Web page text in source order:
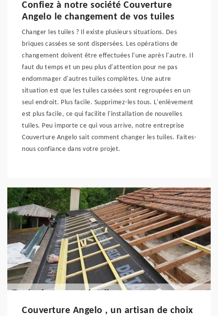
Confiez à notre société Couverture
Angelo le changement de vos tuiles
Changer les tuiles ? Il existe plusieurs situations. Des
briques cassées se sont dispersées. Les opérations de
changement doivent être effectuées l'une après l'autre. Il
faut du temps et un peu plus d'attention pour ne pas
endommager d'autres tuiles complètes. Une autre
situation est que les tuiles cassées sont regroupées en un
seul endroit. Plus facile. Supprimez-les tous. L'enlèvement
est plus facile, ce qui facilite l'installation de nouvelles
tuiles. Peu importe ce qui vous arrive, notre entreprise
Couverture Angelo sait comment changer les tuiles. Faites-
nous confiance dans votre projet.
Couverture Angelo , un artisan de choix